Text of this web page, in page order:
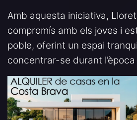
Amb aquesta iniciativa,
compromís amb els joves i
poble, oferint un espai
concentrar-se durant l’època